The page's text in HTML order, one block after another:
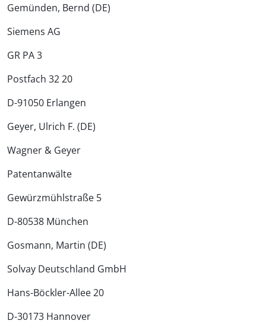
Gemünden, Bernd (DE)
Siemens AG
GR PA 3
Postfach 32 20
D-91050 Erlangen
Geyer, Ulrich F. (DE)
Wagner & Geyer
Patentanwälte
Gewürzmühlstraße 5
D-80538 München
Gosmann, Martin (DE)
Solvay Deutschland GmbH
Hans-Böckler-Allee 20
D-30173 Hannover